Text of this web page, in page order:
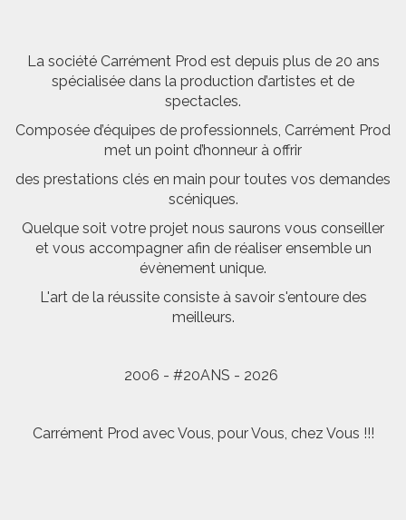
La société Carrément Prod est depuis plus de 20 ans
spécialisée dans la production d’artistes et de
spectacles.
Composée d’équipes de professionnels, Carrément Prod
met un point d’honneur à offrir
des prestations clés en main pour toutes vos demandes
scéniques.
Quelque soit votre projet nous saurons vous conseiller
et vous accompagner afin de réaliser ensemble un
évènement unique.
L'art de la réussite consiste à savoir s'entoure des
meilleurs.
2006 - #20ANS - 2026
Carrément Prod avec Vous, pour Vous, chez Vous !!!